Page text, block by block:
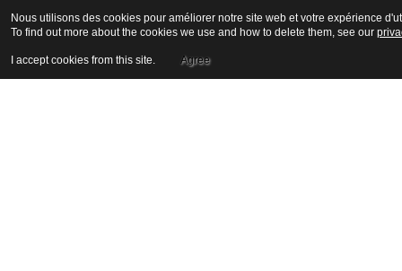
Nous utilisons des cookies pour améliorer notre site web et votre expérience
To find out more about the cookies we use and how to delete them, see our
I accept cookies from this site. Agree